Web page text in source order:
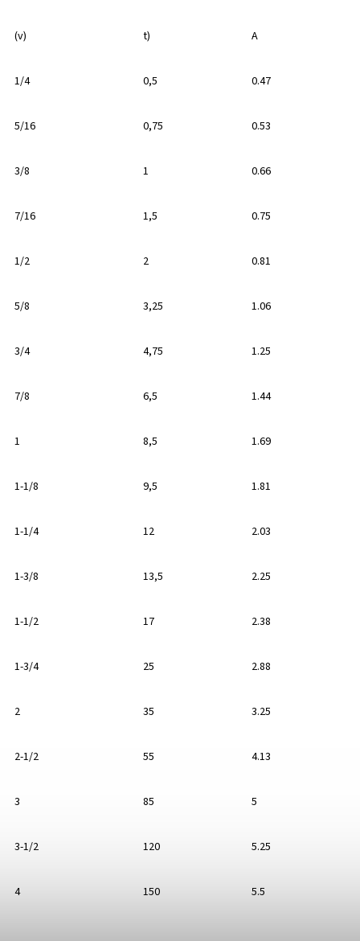
(v) t) A
1/4 0,5 0.47
5/16 0,75 0.53
3/8 1 0.66
7/16 1,5 0.75
1/2 2 0.81
5/8 3,25 1.06
3/4 4,75 1.25
7/8 6,5 1.44
1 8,5 1.69
1-1/8 9,5 1.81
1-1/4 12 2.03
1-3/8 13,5 2.25
1-1/2 17 2.38
1-3/4 25 2.88
2 35 3.25
2-1/2 55 4.13
3 85 5
3-1/2 120 5.25
4 150 5.5